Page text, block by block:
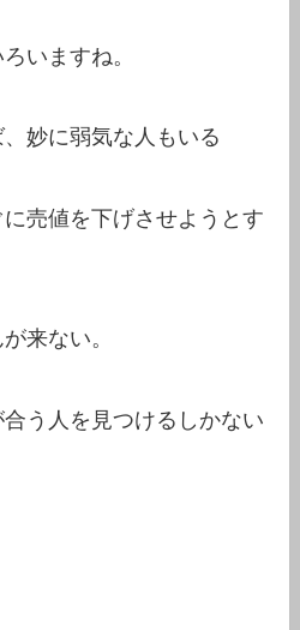
いますね。
妙に弱気な人もいる
売値を下げさせようとす
来ない。
う人を見つけるしかない